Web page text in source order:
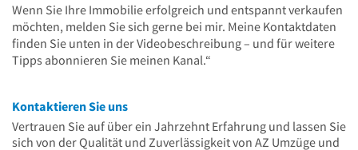
Wenn Sie Ihre Immobilie erfolgreich und entspannt verkaufen
möchten, melden Sie sich gerne bei mir. Meine Kontaktdaten
finden Sie unten in der Videobeschreibung – und für weitere
Tipps abonnieren Sie meinen Kanal.“
Kontaktieren Sie uns
Vertrauen Sie auf über ein Jahrzehnt Erfahrung und lassen Sie
sich von der Qualität und Zuverlässigkeit von AZ Umzüge und